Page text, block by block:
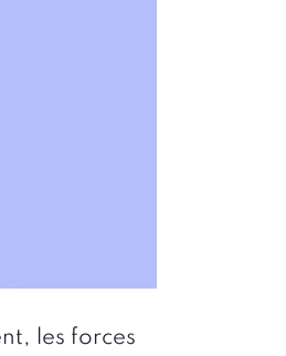
les forces